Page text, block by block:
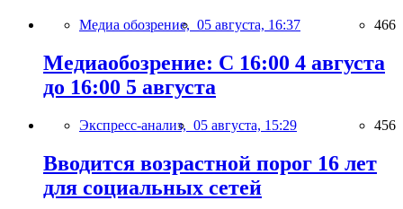
Медиа обозрение, 05 августа, 16:37 466
Медиаобозрение: С 16:00 4 августа
до 16:00 5 августа
Экспресс-анализ, 05 августа, 15:29 456
Вводится возрастной порог 16 лет
для социальных сетей